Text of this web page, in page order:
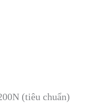
(tiêu chuẩn)